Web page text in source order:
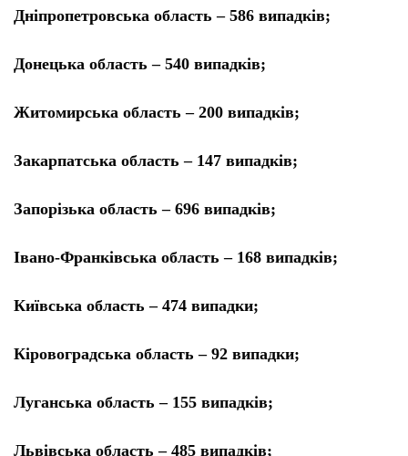
Дніпропетровська область – 586 випадків;
Донецька область – 540 випадків;
Житомирська область – 200 випадків;
Закарпатська область – 147 випадків;
Запорізька область – 696 випадків;
Івано-Франківська область – 168 випадків;
Київська область – 474 випадки;
Кіровоградська область – 92 випадки;
Луганська область – 155 випадків;
Львівська область – 485 випадків;